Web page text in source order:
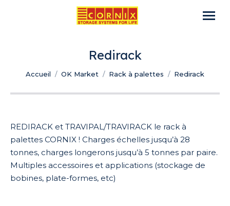
Redirack
Vous êtes ici :
Accueil OK Market Rack à palettes Redirack
REDIRACK et TRAVIPAL/TRAVIRACK le rack à
palettes CORNIX ! Charges échelles jusqu’à 28
tonnes, charges longerons jusqu’à 5 tonnes par paire.
Multiples accessoires et applications (stockage de
bobines, plate-formes, etc)